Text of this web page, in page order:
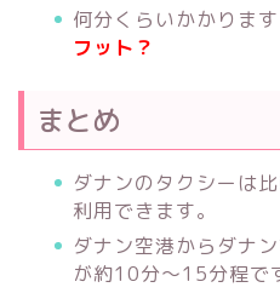
何分くらいかかります
フット？
まとめ
ダナンのタクシーは
利用できます。
ダナン空港からダナ
が約10分〜15分程で